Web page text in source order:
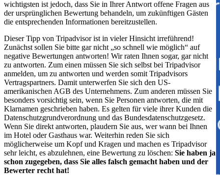
wichtigsten ist jedoch, dass Sie in Ihrer Antwort offene Fragen aus
der ursprünglichen Bewertung behandeln, um zukünftigen Gästen
die entsprechenden Informationen bereitzustellen.
Dieser Tipp von Tripadvisor ist in vieler Hinsicht irreführend!
Zunächst sollen Sie bitte gar nicht „so schnell wie möglich“ auf
negative Bewertungen antworten! Wir raten Ihnen sogar, gar nicht
zu antworten. Zum einen müssen Sie sich selbst bei Tripadvisor
anmelden, um zu antworten und werden somit Tripadvisors
Vertragspartners. Damit unterwerfen Sie sich den US-
amerikanischen AGB des Unternehmens. Zum anderen müssen Sie
besonders vorsichtig sein, wenn Sie Personen antworten, die mit
Klarnamen geschrieben haben. Es gelten für viele ihrer Kunden die
Datenschutzgrundverordnung und das Bundesdatenschutzgesetz.
Wenn Sie direkt antworten, plaudern Sie aus, wer wann bei Ihnen
im Hotel oder Gasthaus war. Weiterhin reden Sie sich
möglicherweise um Kopf und Kragen und machen es Tripadvisor
sehr leicht, es abzulehnen, eine Bewertung zu löschen: Sie haben ja
schon zugegeben, dass Sie alles falsch gemacht haben und der
Bewerter recht hat!